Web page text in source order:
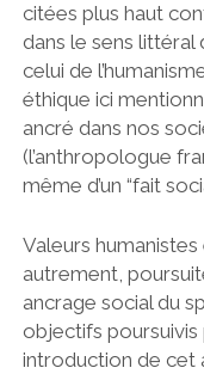
citées plus haut
dans le sens littéral
celui de
éthique ici
ancré dans nos
(l’anthropologue
même d’un “fait
Valeurs
autrement,
ancrage social du
objectifs poursuivis
introduction de cet